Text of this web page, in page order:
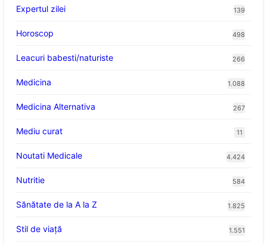
Expertul zilei 139
Horoscop 498
Leacuri babesti/naturiste 266
Medicina 1.088
Medicina Alternativa 267
Mediu curat 11
Noutati Medicale 4.424
Nutritie 584
Sănătate de la A la Z 1.825
Stil de viaţă 1.551